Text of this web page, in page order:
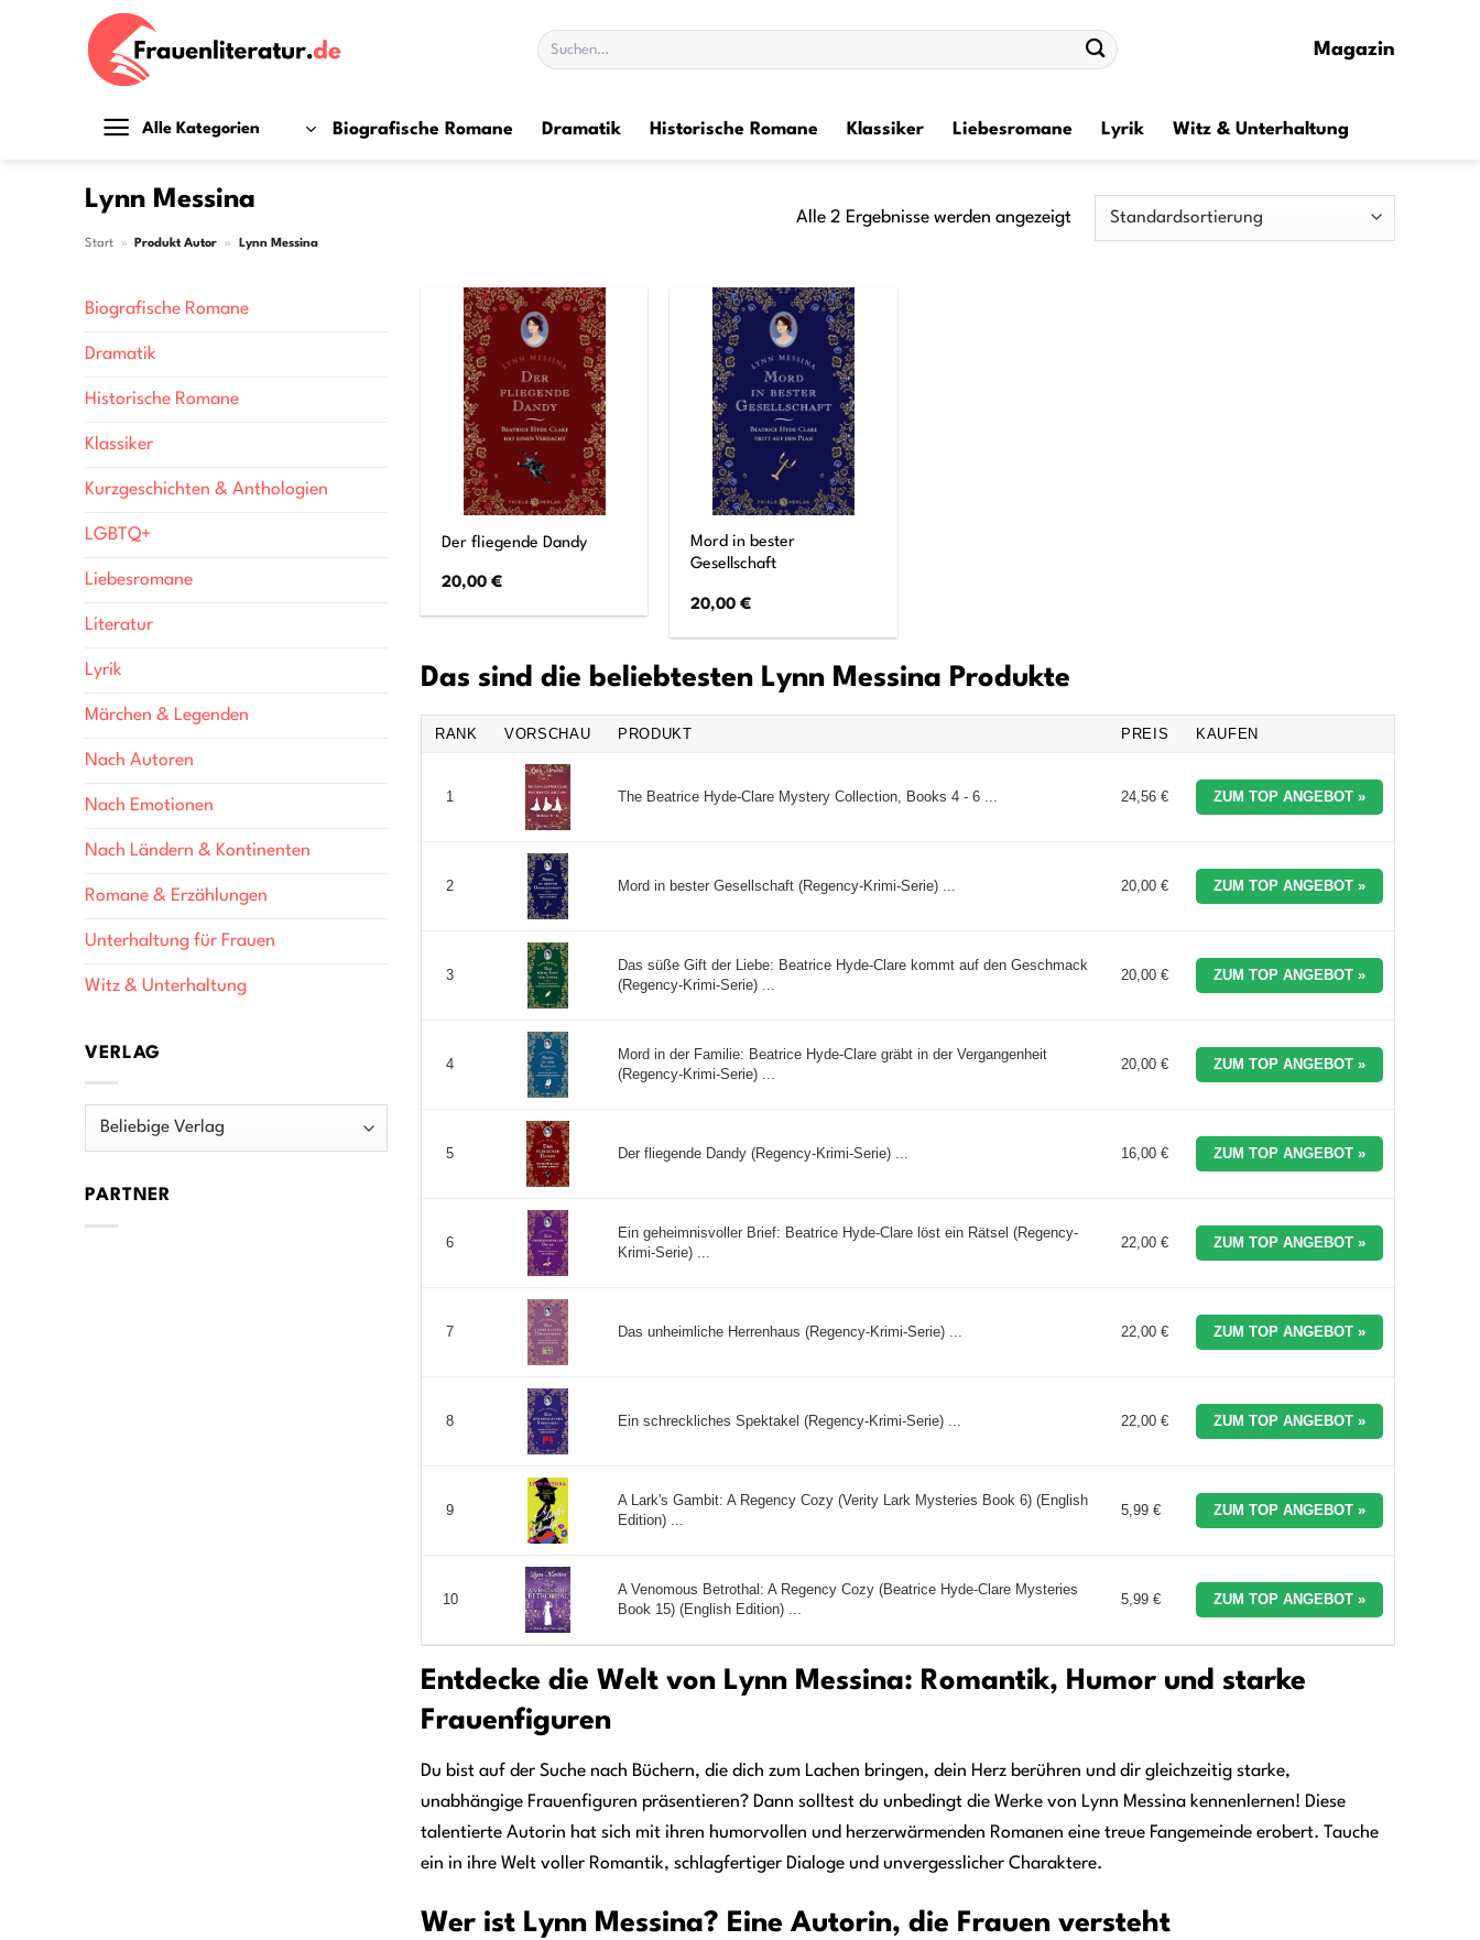
Suchen
nach:
Magazin
Alle Kategorien Biografische Romane Dramatik Historische Romane Klassiker Liebesromane Lyrik Witz & Unterhaltung
Lynn Messina
Start » Produkt Autor » Lynn Messina
Alle 2 Ergebnisse werden angezeigt
Biografische Romane
Dramatik
Historische Romane
Klassiker
Kurzgeschichten & Anthologien
LGBTQ+
Liebesromane
Literatur
Lyrik
Märchen & Legenden
Nach Autoren
Nach Emotionen
Nach Ländern & Kontinenten
Romane & Erzählungen
Unterhaltung für Frauen
Witz & Unterhaltung
VERLAG
PARTNER
Der fliegende Dandy
20,00 €
Mord in bester
Gesellschaft
20,00€
Das sind die beliebtesten Lynn Messina Produkte
RANK VORSCHAU PRODUKT PREIS KAUFEN
1 The Beatrice Hyde-Clare Mystery Collection, Books 4 - 6 ... 24,56 € ZUM TOP ANGEBOT »
2 Mord in bester Gesellschaft (Regency-Krimi-Serie) ... 20,00 € ZUM TOP ANGEBOT »
3
Das süße Gift der Liebe: Beatrice Hyde-Clare kommt auf den Geschmack
(Regency-Krimi-Serie) ...
20,00 € ZUM TOP ANGEBOT »
4
Mord in der Familie: Beatrice Hyde-Clare gräbt in der Vergangenheit
(Regency-Krimi-Serie) ...
20,00 € ZUM TOP ANGEBOT »
5 Der fliegende Dandy (Regency-Krimi-Serie) ... 16,00 € ZUM TOP ANGEBOT »
6
Ein geheimnisvoller Brief: Beatrice Hyde-Clare löst ein Rätsel (Regency-
Krimi-Serie) ...
22,00 € ZUM TOP ANGEBOT »
7 Das unheimliche Herrenhaus (Regency-Krimi-Serie) ... 22,00 € ZUM TOP ANGEBOT »
8 Ein schreckliches Spektakel (Regency-Krimi-Serie) ... 22,00 € ZUM TOP ANGEBOT »
9
A Lark's Gambit: A Regency Cozy (Verity Lark Mysteries Book 6) (English
Edition) ...
5,99 € ZUM TOP ANGEBOT »
10
A Venomous Betrothal: A Regency Cozy (Beatrice Hyde-Clare Mysteries
Book 15) (English Edition) ...
5,99 € ZUM TOP ANGEBOT »
Entdecke die Welt von Lynn Messina: Romantik, Humor und starke
Frauenfiguren
Du bist auf der Suche nach Büchern, die dich zum Lachen bringen, dein Herz berühren und dir gleichzeitig starke,
unabhängige Frauenfiguren präsentieren? Dann solltest du unbedingt die Werke von Lynn Messina kennenlernen! Diese
talentierte Autorin hat sich mit ihren humorvollen und herzerwärmenden Romanen eine treue Fangemeinde erobert. Tauche
ein in ihre Welt voller Romantik, schlagfertiger Dialoge und unvergesslicher Charaktere.
Wer ist Lynn Messina? Eine Autorin, die Frauen versteht